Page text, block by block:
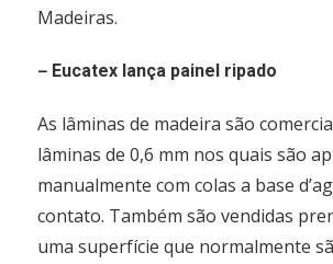
Madeiras.
– Eucatex lança painel ripado
As lâminas de madeira são
lâminas de 0,6 mm nos quais são
manualmente com colas a base
contato. Também são vendidas
uma superfície que normalmente